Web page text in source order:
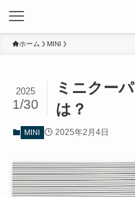
ホーム MINI
ミニクー
は？
2025
1/30
MINI 2025年2月4日